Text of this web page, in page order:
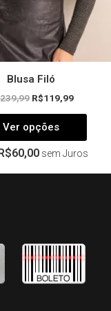
Blusa Filó
239,99 R$119,99
Ver opções
página
do
60,00 sem Juros